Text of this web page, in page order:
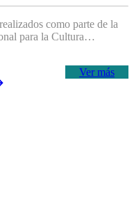
como parte de la
para la Cultura…
Ver más